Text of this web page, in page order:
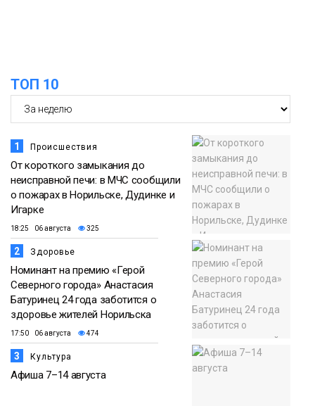
ТОП 10
1 Происшествия
От короткого замыкания до
неисправной печи: в МЧС сообщили
о пожарах в Норильске, Дудинке и
Игарке
18:25 06 августа 325
2 Здоровье
Номинант на премию «Герой
Северного города» Анастасия
Батуринец 24 года заботится о
здоровье жителей Норильска
17:50 06 августа 474
3 Культура
Афиша 7–14 августа